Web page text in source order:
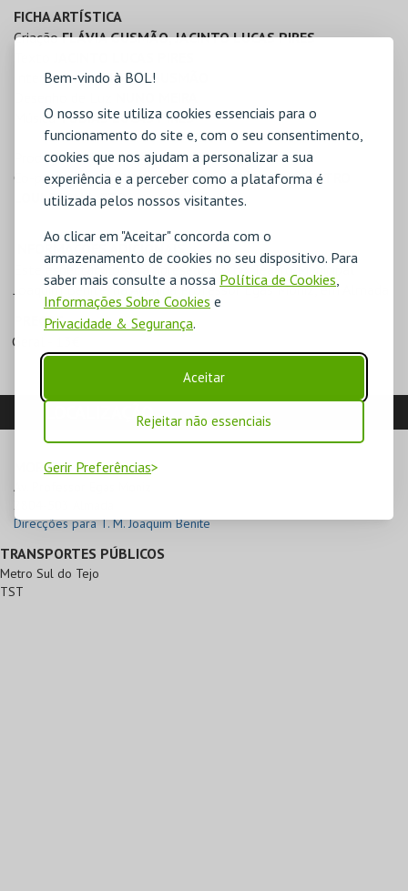
Bem-vindo à BOL!
O nosso site utiliza cookies essenciais para o
funcionamento do site e, com o seu consentimento,
cookies que nos ajudam a personalizar a sua
experiência e a perceber como a plataforma é
utilizada pelos nossos visitantes.
Ao clicar em "Aceitar" concorda com o
armazenamento de cookies no seu dispositivo. Para
saber mais consulte a nossa Política de Cookies
Informações Sobre Cookies e
Privacidade & Segurança.
Aceitar
Rejeitar não essenciais
Gerir Preferências
FICHA ARTÍSTICA
CriaçãoFLÁVIA GUSMÃO, JACINTO LUCAS PIRES
InterpretaçãoFLÁVIA GUSMÃO
MúsicaTOBIAS LUCAS PIRES
ProduçãoCulturproject
Co-produçãoBO DIXAM BAI, PALAVRÃO, CINETEATRO
LOULETANO, RTP
INFORMAÇÕES ADICIONAIS
Este espectáculo será apresentado no Teatro Municipal
Joaquim Benite, na Avenida Professor Egas Moniz, em Almada
PREÇOS
Geral - 13€
LOCALIZAÇÃO
MORADA
Av. Professor Egas Moniz
2804-503 Almada
Direcções para T. M. Joaquim Benite
TRANSPORTES PÚBLICOS
Metro Sul do Tejo
TST